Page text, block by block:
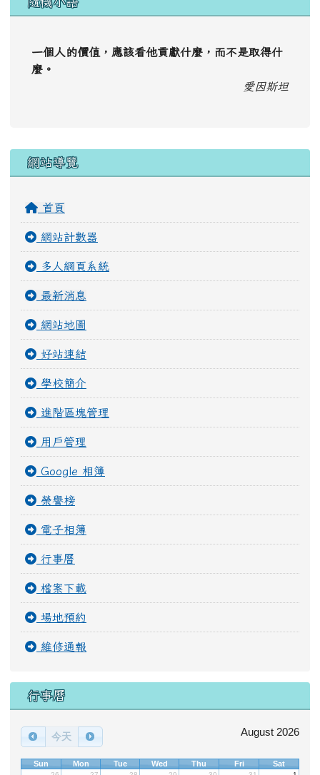
一個人的價值，應該看他貢獻什麼，而不是取得什
麼。
愛因斯坦
右邊區域內容
網站導覽
首頁
網站計數器
多人網頁系統
最新消息
網站地圖
好站連結
學校簡介
進階區塊管理
用戶管理
Google 相簿
榮譽榜
電子相簿
行事曆
檔案下載
場地預約
維修通報
行事曆
今天 August 2026
Sun Mon Tue Wed Thu Fri Sat